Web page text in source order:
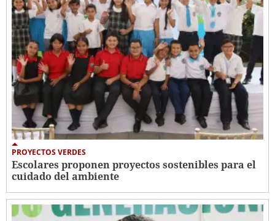
PROYECTOS VERDES
Escolares proponen proyectos sostenibles para el
cuidado del ambiente